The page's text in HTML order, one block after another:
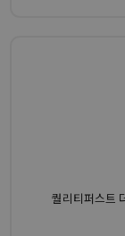
퀄리티퍼스트